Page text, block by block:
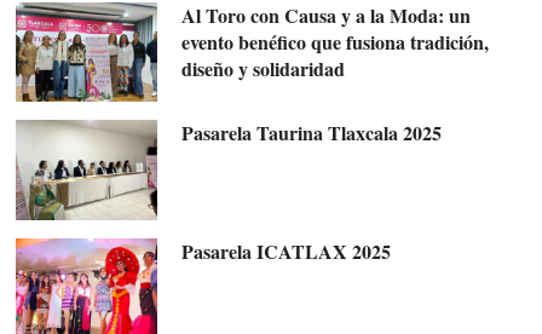
Al Toro con Causa y a la Moda: un
evento benéfico que fusiona tradición,
diseño y solidaridad
Pasarela Taurina Tlaxcala 2025
Pasarela ICATLAX 2025